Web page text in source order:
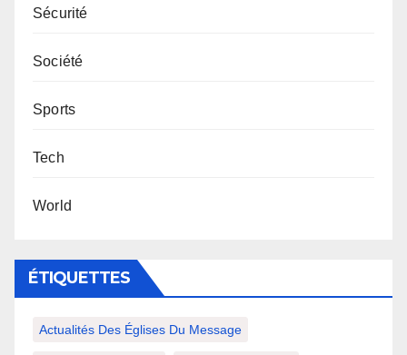
Sécurité
Société
Sports
Tech
World
ÉTIQUETTES
Actualités Des Églises Du Message